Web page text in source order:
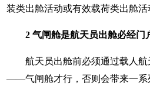
装类出舱活动或有效载荷类出舱活
2 气闸舱是航天员出舱必经门
航天员出舱前必须通过载人
——气闸舱才行，否则会带来一系